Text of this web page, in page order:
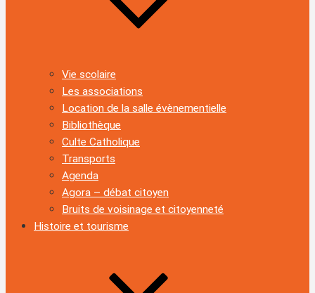
Vie scolaire
Les associations
Location de la salle évènementielle
Bibliothèque
Culte Catholique
Transports
Agenda
Agora – débat citoyen
Bruits de voisinage et citoyenneté
Histoire et tourisme